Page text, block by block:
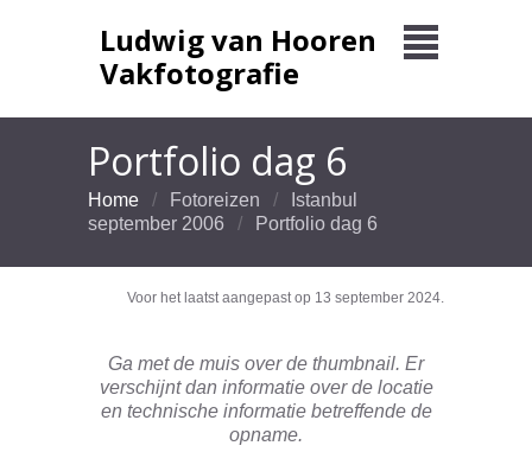
Ludwig van Hooren
Vakfotografie
Portfolio dag 6
Home Fotoreizen
Istanbul
september 2006
Portfolio dag 6
Voor het laatst aangepast op 13 september 2024.
Ga met de muis over de thumbnail. Er
verschijnt dan informatie over de locatie
en technische informatie betreffende de
opname.